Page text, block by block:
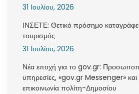
31 Ιουλίου, 2026
ΙΝΣΕΤΕ: Θετικό πρόσημο
τουρισμός
31 Ιουλίου, 2026
Νέα εποχή για το gov.gr:
υπηρεσίες, «gov.gr Messenger»
επικοινωνία πολίτη-Δημοσίου